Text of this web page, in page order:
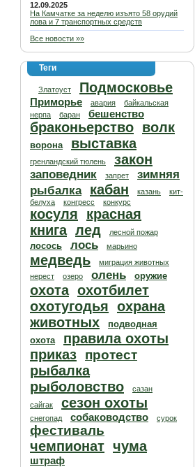
12.09.2025
На Камчатке за неделю изъято 58 орудий
лова и 7 транспортных средств
Все новости »»
Теги
Златоуст Подмосковье
Приморье авария
байкальская
нерпа
баран бешенство
браконьерство волк
ворона выставка
гренландский тюлень закон
заповедник запрет
зимняя
рыбалка
кабан казань
кит-
белуха
конгресс конкурс
косуля
красная
книга лед лесной пожар
лосось лось марьино
медведь
миграция животных
нерест
озеро олень оружие
охота охотбилет
охотугодья охрана
животных
подводная
охота
правила охоты
приказ
протест
рыбалка
рыболовство
сазан
сайгак
сезон охоты
снегопад собаководство сурок
фестиваль
чемпионат чума
штраф